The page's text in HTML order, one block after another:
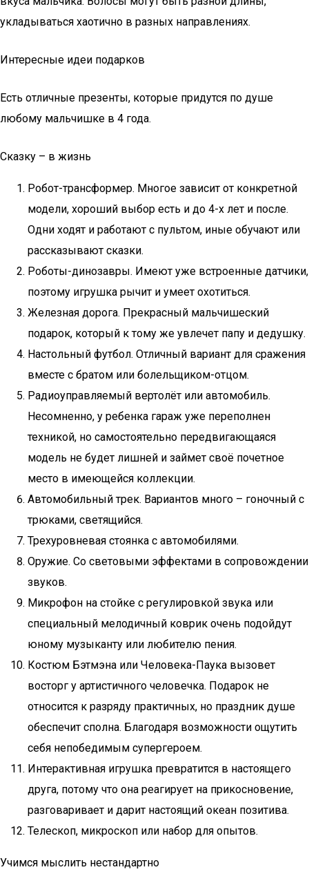
укладываться хаотично в разных направлениях.
Интересные идеи подарков
Есть отличные презенты, которые придутся по душе
любому мальчишке в 4 года.
Сказку – в жизнь
Робот-трансформер. Многое зависит от конкретной
модели, хороший выбор есть и до 4-х лет и после.
Одни ходят и работают с пультом, иные обучают или
рассказывают сказки.
Роботы-динозавры. Имеют уже встроенные датчики,
поэтому игрушка рычит и умеет охотиться.
Железная дорога. Прекрасный мальчишеский
подарок, который к тому же увлечет папу и дедушку.
Настольный футбол. Отличный вариант для сражения
вместе с братом или болельщиком-отцом.
Радиоуправляемый вертолёт или автомобиль.
Несомненно, у ребенка гараж уже переполнен
техникой, но самостоятельно передвигающаяся
модель не будет лишней и займет своё почетное
место в имеющейся коллекции.
Автомобильный трек. Вариантов много – гоночный с
трюками, светящийся.
Трехуровневая стоянка с автомобилями.
Оружие. Со световыми эффектами в сопровождении
звуков.
Микрофон на стойке с регулировкой звука или
специальный мелодичный коврик очень подойдут
юному музыканту или любителю пения.
Костюм Бэтмэна или Человека-Паука вызовет
восторг у артистичного человечка. Подарок не
относится к разряду практичных, но праздник душе
обеспечит сполна. Благодаря возможности ощутить
себя непобедимым супергероем.
Интерактивная игрушка превратится в настоящего
друга, потому что она реагирует на прикосновение,
разговаривает и дарит настоящий океан позитива.
Телескоп, микроскоп или набор для опытов.
Учимся мыслить нестандартно